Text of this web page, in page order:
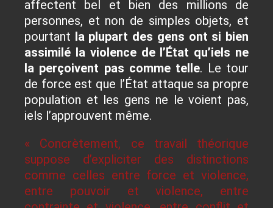
affectent bel et bien des millions de
personnes, et non de simples objets, et
pourtant la plupart des gens ont si bien
assimilé la violence de l’État qu’iels ne
la perçoivent pas comme telle. Le tour
de force est que l’État attaque sa propre
population et les gens ne le voient pas,
iels l’approuvent même.
« Concrètement, ce travail théorique
suppose d’expliciter des distinctions
comme celles entre force et violence,
entre pouvoir et violence, entre